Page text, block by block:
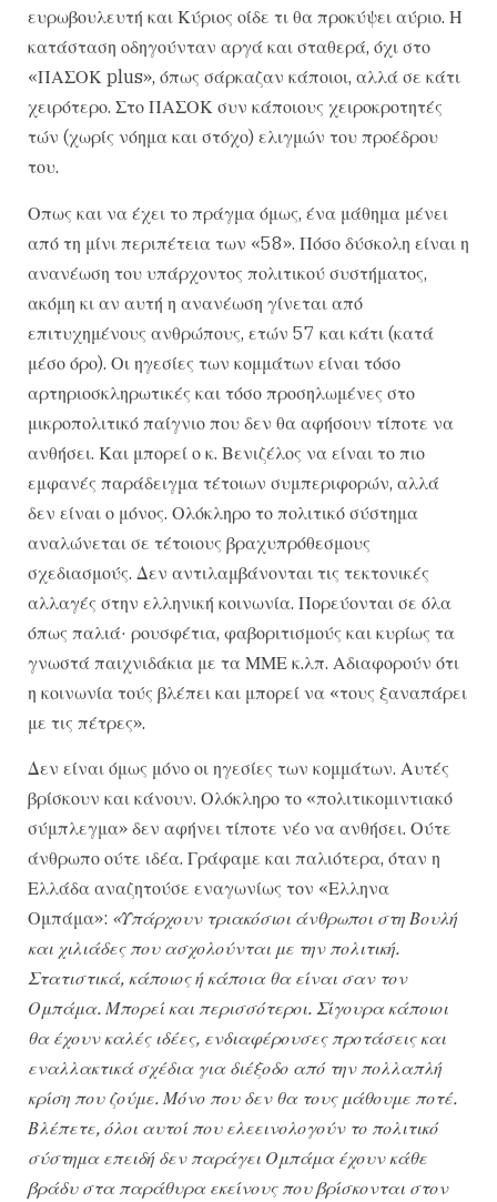
ευρωβουλευτή και Κύριος οίδε τι θα προκύψει αύριο. Η
κατάσταση οδηγούνταν αργά και σταθερά, όχι στο
«ΠΑΣΟΚ plus», όπως σάρκαζαν κάποιοι, αλλά σε κάτι
χειρότερο. Στο ΠΑΣΟΚ συν κάποιους χειροκροτητές
τών (χωρίς νόημα και στόχο) ελιγμών του προέδρου
του.
Οπως και να έχει το πράγμα όμως, ένα μάθημα μένει
από τη μίνι περιπέτεια των «58». Πόσο δύσκολη είναι η
ανανέωση του υπάρχοντος πολιτικού συστήματος,
ακόμη κι αν αυτή η ανανέωση γίνεται από
επιτυχημένους ανθρώπους, ετών 57 και κάτι (κατά
μέσο όρο). Οι ηγεσίες των κομμάτων είναι τόσο
αρτηριοσκληρωτικές και τόσο προσηλωμένες στο
μικροπολιτικό παίγνιο που δεν θα αφήσουν τίποτε να
ανθήσει. Και μπορεί ο κ. Βενιζέλος να είναι το πιο
εμφανές παράδειγμα τέτοιων συμπεριφορών, αλλά
δεν είναι ο μόνος. Ολόκληρο το πολιτικό σύστημα
αναλώνεται σε τέτοιους βραχυπρόθεσμους
σχεδιασμούς. Δεν αντιλαμβάνονται τις τεκτονικές
αλλαγές στην ελληνική κοινωνία. Πορεύονται σε όλα
όπως παλιά· ρουσφέτια, φαβοριτισμούς και κυρίως τα
γνωστά παιχνιδάκια με τα ΜΜΕ κ.λπ. Αδιαφορούν ότι
η κοινωνία τούς βλέπει και μπορεί να «τους ξαναπάρει
με τις πέτρες».
Δεν είναι όμως μόνο οι ηγεσίες των κομμάτων. Αυτές
βρίσκουν και κάνουν. Ολόκληρο το «πολιτικομιντιακό
σύμπλεγμα» δεν αφήνει τίποτε νέο να ανθήσει. Ούτε
άνθρωπο ούτε ιδέα. Γράφαμε και παλιότερα, όταν η
Ελλάδα αναζητούσε εναγωνίως τον «Ελληνα
Ομπάμα»: «Υπάρχουν τριακόσιοι άνθρωποι στη Βουλή
και χιλιάδες που ασχολούνται με την πολιτική.
Στατιστικά, κάποιος ή κάποια θα είναι σαν τον
Ομπάμα. Μπορεί και περισσότεροι. Σίγουρα κάποιοι
θα έχουν καλές ιδέες, ενδιαφέρουσες προτάσεις και
εναλλακτικά σχέδια για διέξοδο από την πολλαπλή
κρίση που ζούμε. Μόνο που δεν θα τους μάθουμε ποτέ.
Βλέπετε, όλοι αυτοί που ελεεινολογούν το πολιτικό
σύστημα επειδή δεν παράγει Ομπάμα έχουν κάθε
βράδυ στα παράθυρα εκείνους που βρίσκονται στον